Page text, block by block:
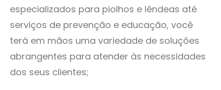
especializados para piolhos e lêndeas até
serviços de prevenção e educação, você
terá em mãos uma variedade de soluções
abrangentes para atender às necessidades
dos seus clientes;